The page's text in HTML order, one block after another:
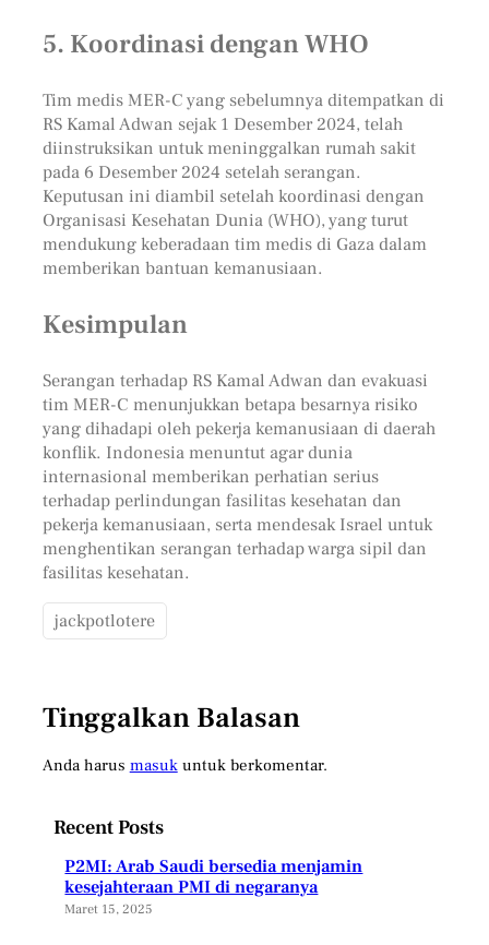
5. Koordinasi dengan WHO
Tim medis MER-C yang sebelumnya ditempatkan di
RS Kamal Adwan sejak 1 Desember 2024, telah
diinstruksikan untuk meninggalkan rumah sakit
pada 6 Desember 2024 setelah serangan.
Keputusan ini diambil setelah koordinasi dengan
Organisasi Kesehatan Dunia (WHO), yang turut
mendukung keberadaan tim medis di Gaza dalam
memberikan bantuan kemanusiaan.
Kesimpulan
Serangan terhadap RS Kamal Adwan dan evakuasi
tim MER-C menunjukkan betapa besarnya risiko
yang dihadapi oleh pekerja kemanusiaan di daerah
konflik. Indonesia menuntut agar dunia
internasional memberikan perhatian serius
terhadap perlindungan fasilitas kesehatan dan
pekerja kemanusiaan, serta mendesak Israel untuk
menghentikan serangan terhadap warga sipil dan
fasilitas kesehatan.
jackpotlotere
Tinggalkan Balasan
Anda harus masukuntuk berkomentar.
Recent Posts
P2MI: Arab Saudi bersedia menjamin
kesejahteraan PMI di negaranya
Maret 15, 2025